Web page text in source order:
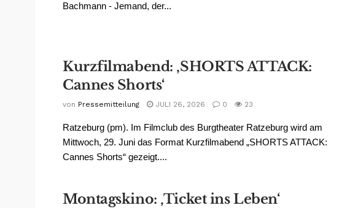
Bachmann - Jemand, der...
Kurzfilmabend: ‚SHORTS ATTACK:
Cannes Shorts‘
von Pressemitteilung JULI 26, 2026 0 23
Ratzeburg (pm). Im Filmclub des Burgtheater Ratzeburg wird am
Mittwoch, 29. Juni das Format Kurzfilmabend „SHORTS ATTACK:
Cannes Shorts“ gezeigt....
Montagskino: ‚Ticket ins Leben‘